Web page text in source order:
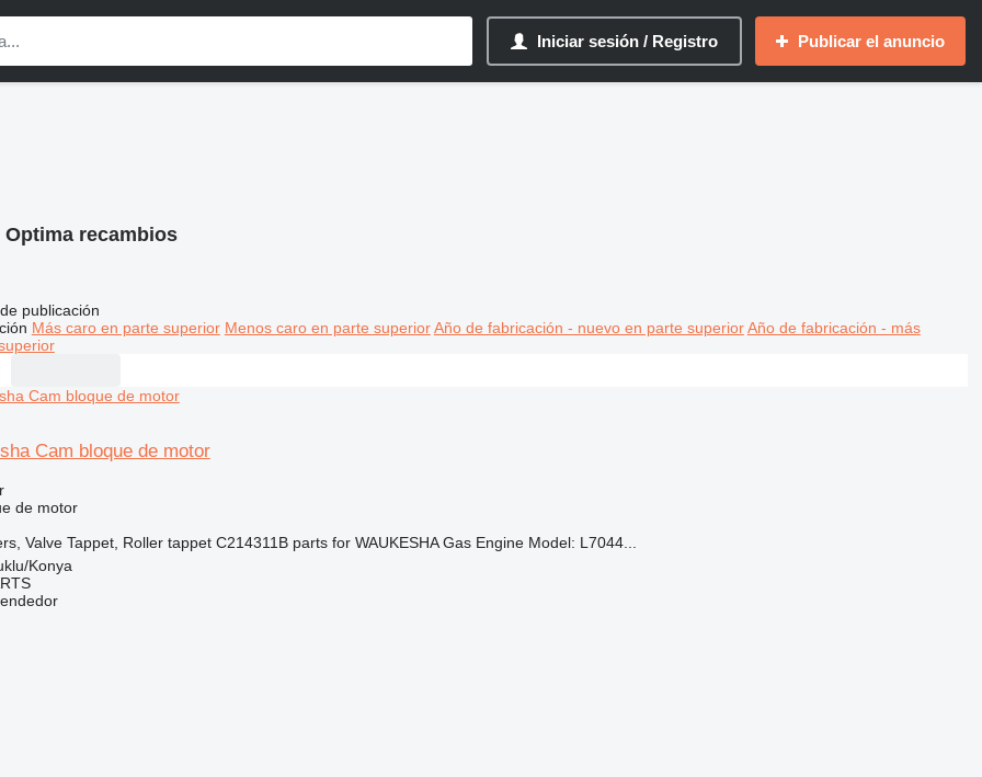
Iniciar sesión / Registro Publicar el anuncio
Optima recambios
publicación
Más caro en parte superior Menos caro en parte superior Año de fabricación - nuevo en parte superior Año de fabricación - más
Cam bloque de motor
de motor
Valve Tappet, Roller tappet C214311B parts for WAUKESHA Gas Engine Model: L7044...
Konya